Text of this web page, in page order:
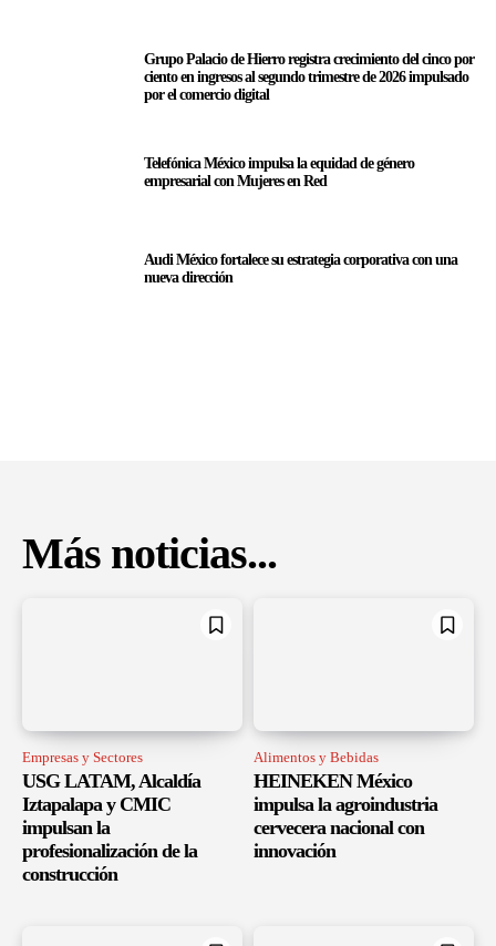
Grupo Palacio de Hierro registra crecimiento del cinco por
ciento en ingresos al segundo trimestre de 2026 impulsado
por el comercio digital
Telefónica México impulsa la equidad de género
empresarial con Mujeres en Red
Audi México fortalece su estrategia corporativa con una
nueva dirección
Más noticias...
Empresas y Sectores
USG LATAM, Alcaldía
Iztapalapa y CMIC
impulsan la
profesionalización de la
construcción
Alimentos y Bebidas
HEINEKEN México
impulsa la agroindustria
cervecera nacional con
innovación